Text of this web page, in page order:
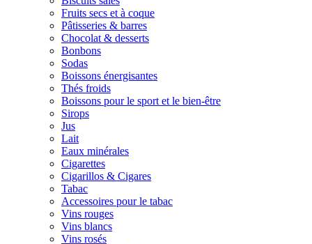
Fruits secs et à coque
Pâtisseries & barres
Chocolat & desserts
Bonbons
Sodas
Boissons énergisantes
Thés froids
Boissons pour le sport et le bien-être
Sirops
Jus
Lait
Eaux minérales
Cigarettes
Cigarillos & Cigares
Tabac
Accessoires pour le tabac
Vins rouges
Vins blancs
Vins rosés